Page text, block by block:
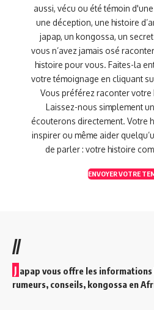
aussi, vécu ou été témoin
une déception, une histoire
japap, un kongossa, un
vous n’avez jamais osé
histoire pour vous. Faites-la
votre témoignage en cliquant
Vous préférez raconter votre
Laissez-nous simplement
écouterons directement. Votre
inspirer ou même aider
de parler : votre histoire
ENVOYER VOTRE
//
J apap vous offre les informations
rumeurs, conseils, kongossa en